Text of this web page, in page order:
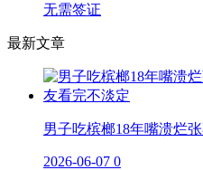
无需签证
最新文章
男子吃槟榔18年嘴溃烂
2026-06-07 0